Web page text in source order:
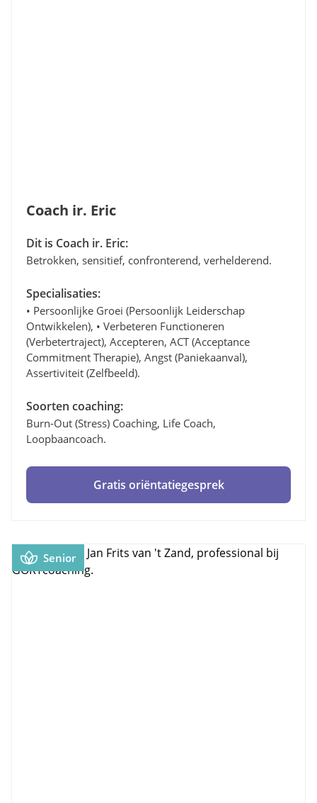
Coach ir. Eric
Dit is Coach ir. Eric:
Betrokken, sensitief, confronterend, verhelderend.
Specialisaties:
• Persoonlijke Groei (persoonlijk Leiderschap
Ontwikkelen), • Verbeteren Functioneren
(verbetertraject), Accepteren, ACT (Acceptance
Commitment Therapie), Angst (paniekaanval),
Assertiviteit (zelfbeeld).
Soorten coaching:
Burn-Out (stress) Coaching, Life Coach,
Loopbaancoach.
Gratis oriëntatiegesprek
Senior